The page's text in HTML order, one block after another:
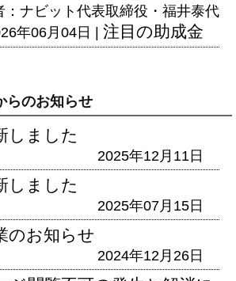
：ナビット代表取締役・福井泰代
年06月04日 | 注目の助成金
らのお知らせ
しました
2025年12月11日
しました
2025年07月15日
のお知らせ
2024年12月26日